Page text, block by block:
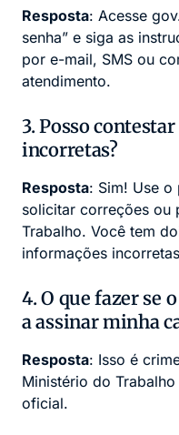
Resposta: Acesse
senha” e siga as
por e-mail, SMS ou
atendimento.
3. Posso
incorretas?
Resposta: Sim! Use
solicitar correções ou
Trabalho. Você tem
informações
4. O que fazer se
a assinar minha
Resposta: Isso é
Ministério do
oficial.